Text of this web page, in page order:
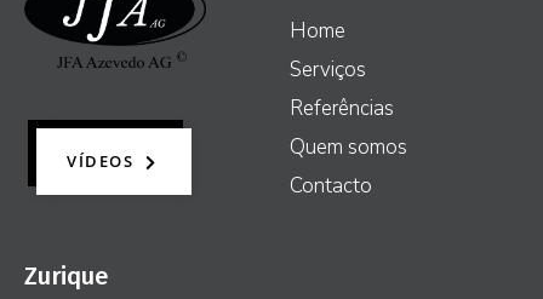
VÍDEOS
Home
Serviços
Referências
Quem somos
Contacto
Zurique